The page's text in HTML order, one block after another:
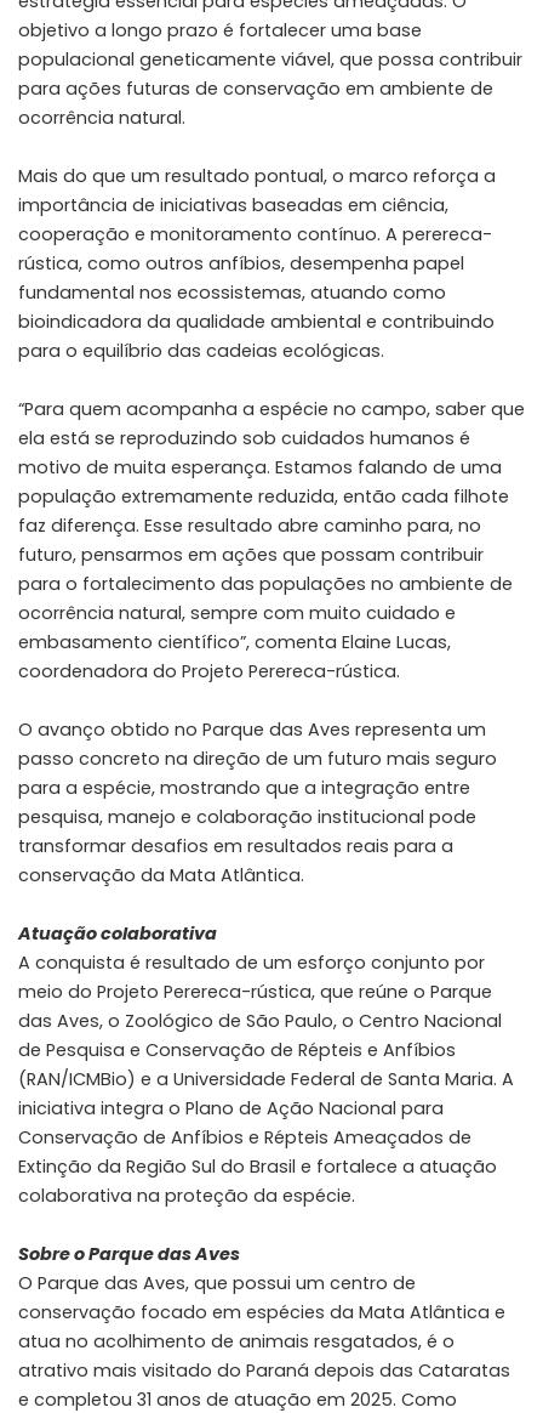
objetivo a longo prazo é fortalecer uma base
populacional geneticamente viável, que possa contribuir
para ações futuras de conservação em ambiente de
ocorrência natural.
Mais do que um resultado pontual, o marco reforça a
importância de iniciativas baseadas em ciência,
cooperação e monitoramento contínuo. A perereca-
rústica, como outros anfíbios, desempenha papel
fundamental nos ecossistemas, atuando como
bioindicadora da qualidade ambiental e contribuindo
para o equilíbrio das cadeias ecológicas.
“Para quem acompanha a espécie no campo, saber que
ela está se reproduzindo sob cuidados humanos é
motivo de muita esperança. Estamos falando de uma
população extremamente reduzida, então cada filhote
faz diferença. Esse resultado abre caminho para, no
futuro, pensarmos em ações que possam contribuir
para o fortalecimento das populações no ambiente de
ocorrência natural, sempre com muito cuidado e
embasamento científico”, comenta Elaine Lucas,
coordenadora do Projeto Perereca-rústica.
O avanço obtido no Parque das Aves representa um
passo concreto na direção de um futuro mais seguro
para a espécie, mostrando que a integração entre
pesquisa, manejo e colaboração institucional pode
transformar desafios em resultados reais para a
conservação da Mata Atlântica.
Atuação colaborativa
A conquista é resultado de um esforço conjunto por
meio do Projeto Perereca-rústica, que reúne o Parque
das Aves, o Zoológico de São Paulo, o Centro Nacional
de Pesquisa e Conservação de Répteis e Anfíbios
(RAN/ICMBio) e a Universidade Federal de Santa Maria. A
iniciativa integra o Plano de Ação Nacional para
Conservação de Anfíbios e Répteis Ameaçados de
Extinção da Região Sul do Brasil e fortalece a atuação
colaborativa na proteção da espécie.
Sobre o Parque das Aves
O Parque das Aves, que possui um centro de
conservação focado em espécies da Mata Atlântica e
atua no acolhimento de animais resgatados, é o
atrativo mais visitado do Paraná depois das Cataratas
e completou 31 anos de atuação em 2025. Como